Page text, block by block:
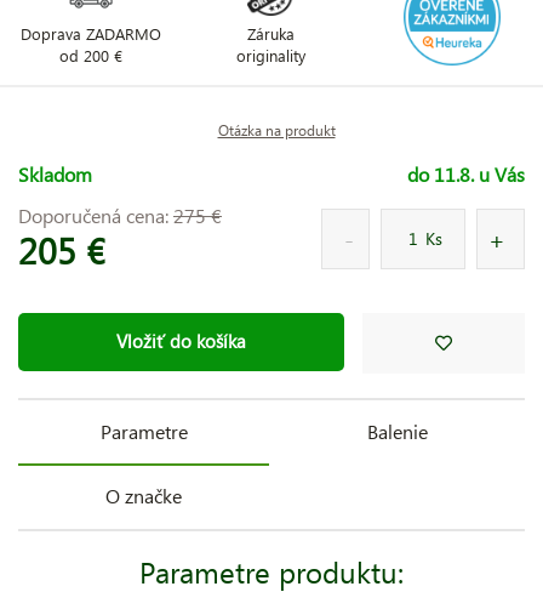
Doprava ZADARMO
od 200 €
Záruka
originality
Otázka na produkt
Skladom
do 11.8. u Vás
Doporučená cena:275 €
205 € Ks
Vložiť do košíka
Parametre Balenie
O značke
Parametre produktu: